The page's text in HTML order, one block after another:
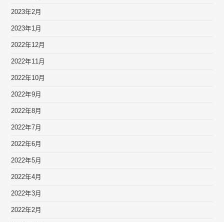
2023年2月
2023年1月
2022年12月
2022年11月
2022年10月
2022年9月
2022年8月
2022年7月
2022年6月
2022年5月
2022年4月
2022年3月
2022年2月